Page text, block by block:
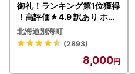
御礼！ランキング第1位獲得
！高評価★4.9 訳あり ホタ
テ 400g（ほたて 帆立 貝柱
冷凍 ）
北海道別海町
(2893)
8,000